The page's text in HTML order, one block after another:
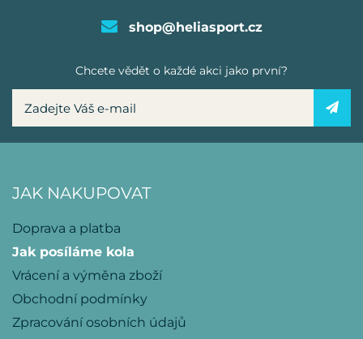
shop@heliasport.cz
Chcete vědět o každé akci jako první?
JAK NAKUPOVAT
Doprava a platba
Jak posíláme kola
Vrácení a výměna zboží
Obchodní podmínky
Zpracování osobních údajů